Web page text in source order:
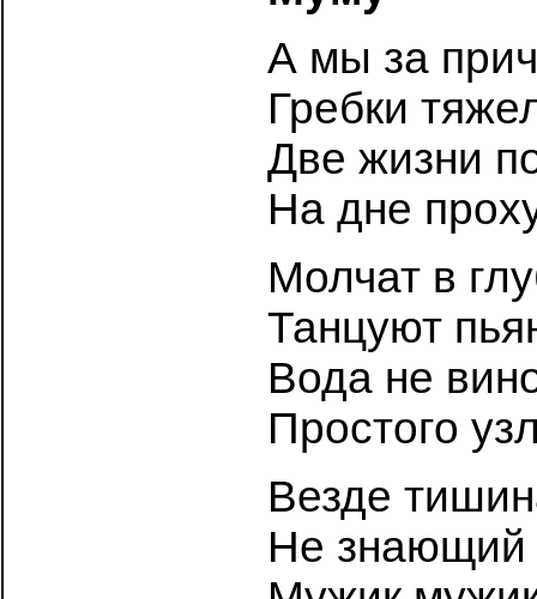
А мы за
Гребки
Две жизни
На дне
Молчат в
Танцуют
Вода не
Простого
Везде
Не знающий